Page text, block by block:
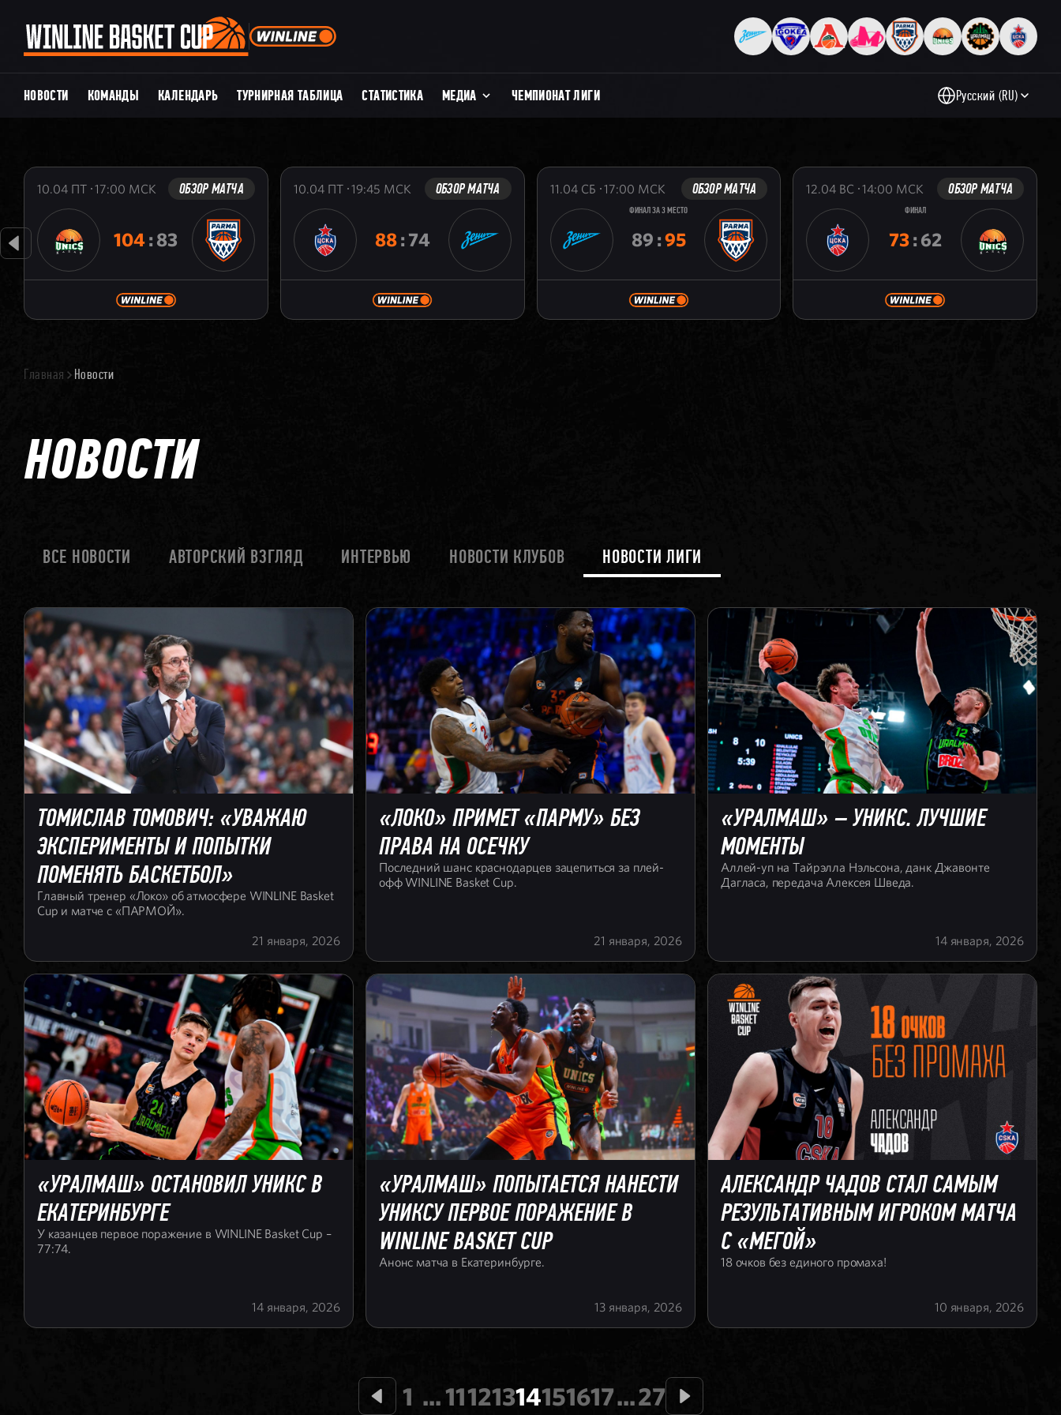
НОВОСТИ КОМАНДЫ КАЛЕНДАРЬ ТУРНИРНАЯ ТАБЛИЦА СТАТИСТИКА МЕДИА ЧЕМПИОНАТ ЛИГИ Русский (RU)
10.04 ПТ 17:00 МСК ОБЗОР МАТЧА
104:83
10.04 ПТ 19:45 МСК ОБЗОР МАТЧА
88:74
11.04 СБ 17:00 МСК ОБЗОР МАТЧА
ФИНАЛ ЗА 3 МЕСТО
89:95
12.04 ВС 14:00 МСК ОБЗОР МАТЧА
ФИНАЛ
73:62
Главная Новости
НОВОСТИ
ВСЕ НОВОСТИ АВТОРСКИЙ ВЗГЛЯД ИНТЕРВЬЮ НОВОСТИ КЛУБОВ НОВОСТИ ЛИГИ
ТОМИСЛАВ ТОМОВИЧ: «УВАЖАЮ
ЭКСПЕРИМЕНТЫ И ПОПЫТКИ
ПОМЕНЯТЬ БАСКЕТБОЛ»
Главный тренер «Локо» об атмосфере WINLINE Basket
Cup и матче с «ПАРМОЙ».
21 января, 2026
«ЛОКО» ПРИМЕТ «ПАРМУ» БЕЗ
ПРАВА НА ОСЕЧКУ
Последний шанс краснодарцев зацепиться за плей-
офф WINLINE Basket Cup.
21 января, 2026
«УРАЛМАШ» – УНИКС. ЛУЧШИЕ
МОМЕНТЫ
Аллей-уп на Тайрэлла Нэльсона, данк Джавонте
Дагласа, передача Алексея Шведа.
14 января, 2026
«УРАЛМАШ» ОСТАНОВИЛ УНИКС В
ЕКАТЕРИНБУРГЕ
У казанцев первое поражение в WINLINE Basket Cup –
77:74.
14 января, 2026
«УРАЛМАШ» ПОПЫТАЕТСЯ НАНЕСТИ
УНИКСУ ПЕРВОЕ ПОРАЖЕНИЕ В
WINLINE BASKET CUP
Анонс матча в Екатеринбурге.
13 января, 2026
АЛЕКСАНДР ЧАДОВ СТАЛ САМЫМ
РЕЗУЛЬТАТИВНЫМ ИГРОКОМ МАТЧА
С «МЕГОЙ»
18 очков без единого промаха!
10 января, 2026
1 ...11121314151617...27